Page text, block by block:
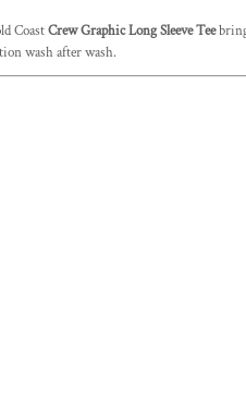
CoastCrew Graphic Long Sleeve Tee
wash after wash.